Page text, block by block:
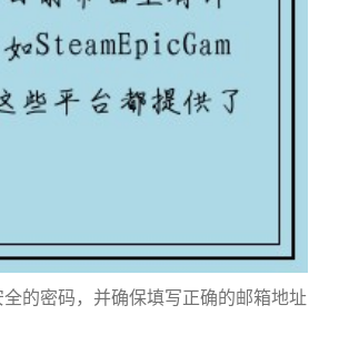
的密码，并确保填写正确的邮箱地址